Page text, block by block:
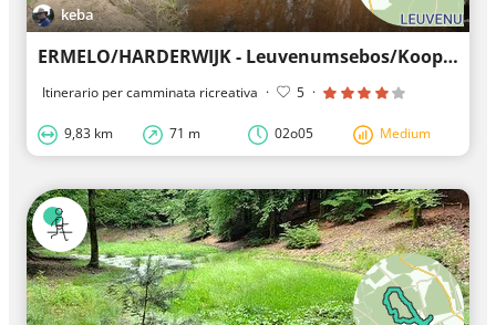
keba
ERMELO/HARDERWIJK - Leuvenumsebos/Koopmansbos
Itinerario per camminata ricreativa · 5 ·
9,83 km 71 m 02o05 Medium